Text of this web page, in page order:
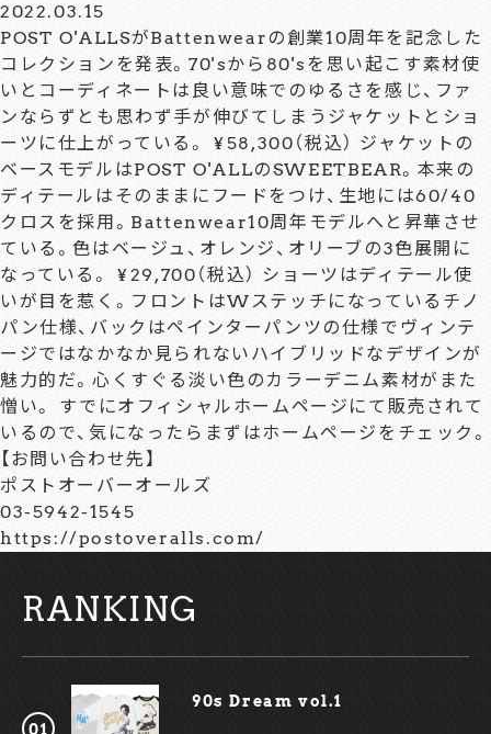
2022.03.15
POST O'ALLSがBattenwearの創業10周年を記念した
コレクションを発表。70'sから80'sを思い起こす素材使
いとコーディネートは良い意味でのゆるさを感じ、ファ
ンならずとも思わず手が伸びてしまうジャケットとショ
ーツに仕上がっている。 ¥58,300（税込） ジャケットの
ベースモデルはPOST O'ALLのSWEETBEAR。本来の
ディテールはそのままにフードをつけ、生地には60/40
クロスを採用。Battenwear10周年モデルへと昇華させ
ている。色はベージュ、オレンジ、オリーブの3色展開に
なっている。 ¥29,700（税込） ショーツはディテール使
いが目を惹く。フロントはWステッチになっているチノ
パン仕様、バックはペインターパンツの仕様でヴィンテ
ージではなかなか見られないハイブリッドなデザインが
魅力的だ。心くすぐる淡い色のカラーデニム素材がまた
憎い。 すでにオフィシャルホームページにて販売されて
いるので、気になったらまずはホームページをチェック。
【お問い合わせ先】
ポストオーバーオールズ
03-5942-1545
https://postoveralls.com/
RANKING
90s Dream vol.1￼